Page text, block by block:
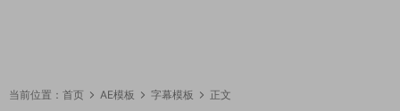
当前位置： 首页 AE模板 字幕模板 正文